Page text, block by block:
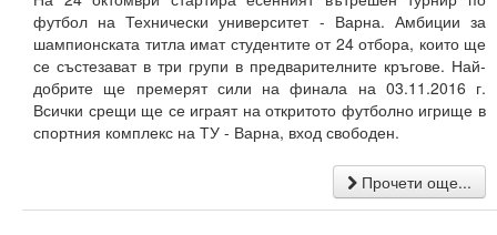
Конкурси за научни проекти
Докторанти
Научноизследователски институт
футбол на Технически университет - Варна. Амбиции за
шампионската титла имат студентите от 24 отбора, които ще
се състезават в три групи в предварителните кръгове. Най-
добрите ще премерят сили на финала на 03.11.2016 г.
Всички срещи ще се играят на откритото футболно игрище в
спортния комплекс на ТУ - Варна, вход свободен.
Прочети още...